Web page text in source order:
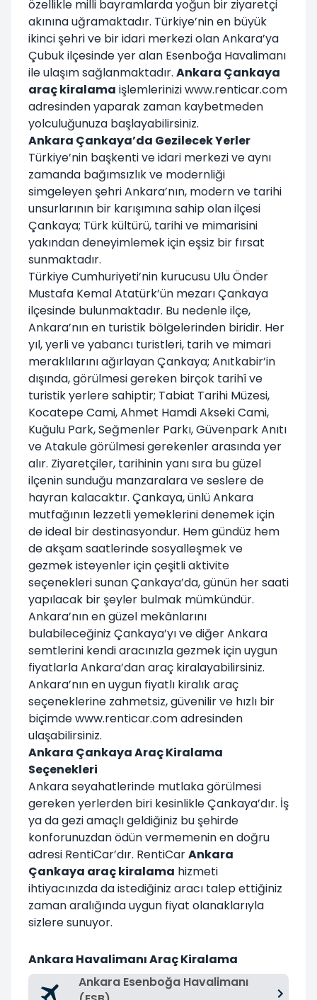
özellikle milli bayramlarda yoğun bir ziyaretçi
akınına uğramaktadır. Türkiye’nin en büyük
ikinci şehri ve bir idari merkezi olan Ankara’ya
Çubuk ilçesinde yer alan Esenboğa Havalimanı
ile ulaşım sağlanmaktadır. Ankara Çankaya
araç kiralama işlemlerinizi www.renticar.com
adresinden yaparak zaman kaybetmeden
yolculuğunuza başlayabilirsiniz.
Ankara Çankaya’da Gezilecek Yerler
Türkiye’nin başkenti ve idari merkezi ve aynı
zamanda bağımsızlık ve modernliği
simgeleyen şehri Ankara’nın, modern ve tarihi
unsurlarının bir karışımına sahip olan ilçesi
Çankaya; Türk kültürü, tarihi ve mimarisini
yakından deneyimlemek için eşsiz bir fırsat
sunmaktadır.
Türkiye Cumhuriyeti’nin kurucusu Ulu Önder
Mustafa Kemal Atatürk’ün mezarı Çankaya
ilçesinde bulunmaktadır. Bu nedenle ilçe,
Ankara’nın en turistik bölgelerinden biridir. Her
yıl, yerli ve yabancı turistleri, tarih ve mimari
meraklılarını ağırlayan Çankaya; Anıtkabir’in
dışında, görülmesi gereken birçok tarihî ve
turistik yerlere sahiptir; Tabiat Tarihi Müzesi,
Kocatepe Cami, Ahmet Hamdi Akseki Cami,
Kuğulu Park, Seğmenler Parkı, Güvenpark Anıtı
ve Atakule görülmesi gerekenler arasında yer
alır. Ziyaretçiler, tarihinin yanı sıra bu güzel
ilçenin sunduğu manzaralara ve seslere de
hayran kalacaktır. Çankaya, ünlü Ankara
mutfağının lezzetli yemeklerini denemek için
de ideal bir destinasyondur. Hem gündüz hem
de akşam saatlerinde sosyalleşmek ve
gezmek isteyenler için çeşitli aktivite
seçenekleri sunan Çankaya’da, günün her saati
yapılacak bir şeyler bulmak mümkündür.
Ankara’nın en güzel mekânlarını
bulabileceğiniz Çankaya’yı ve diğer Ankara
semtlerini kendi aracınızla gezmek için uygun
fiyatlarla Ankara’dan araç kiralayabilirsiniz.
Ankara’nın en uygun fiyatlı kiralık araç
seçeneklerine zahmetsiz, güvenilir ve hızlı bir
biçimde www.renticar.com adresinden
ulaşabilirsiniz.
Ankara Çankaya Araç Kiralama
Seçenekleri
Ankara seyahatlerinde mutlaka görülmesi
gereken yerlerden biri kesinlikle Çankaya’dır. İş
ya da gezi amaçlı geldiğiniz bu şehirde
konforunuzdan ödün vermemenin en doğru
adresi RentiCar’dır. RentiCarAnkara
Çankaya araç kiralama hizmeti
ihtiyacınızda da istediğiniz aracı talep ettiğiniz
zaman aralığında uygun fiyat olanaklarıyla
sizlere sunuyor.
Ankara Havalimanı Araç Kiralama
Ankara Esenboğa Havalimanı